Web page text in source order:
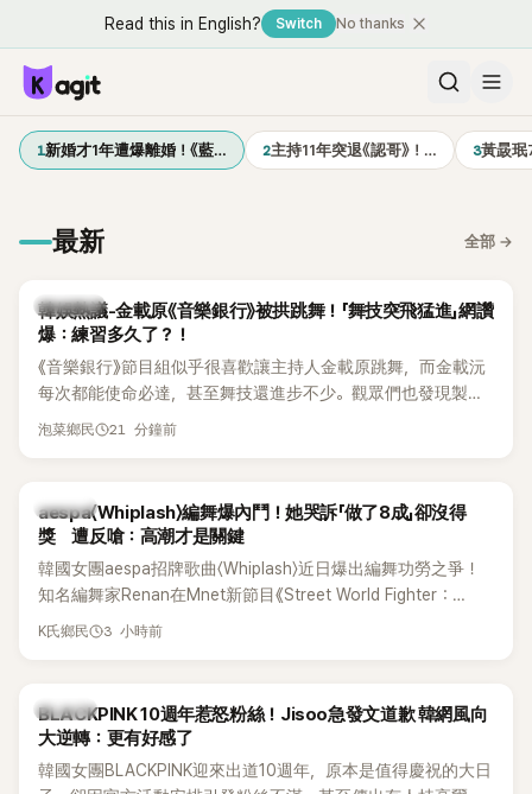
Read this in English? Switch No thanks
1新婚才1年遭爆離婚！《藍… 2主持11年突退《認哥》！… 3黃晸
最新 全部 →
熱議討論
韓娛熱議-金載原《音樂銀行》被拱跳舞！「舞技突飛猛進」網讚
爆：練習多久了？！
《音樂銀行》節目組似乎很喜歡讓主持人金載原跳舞，而金載沅
每次都能使命必達，甚至舞技還進步不少。觀眾們也發現製作
單位對此樂此不疲。
泡菜鄉民 21 分鐘前
K-POP
aespa〈Whiplash〉編舞爆內鬥！她哭訴「做了8成」卻沒得
獎 遭反嗆：高潮才是關鍵
韓國女團aespa招牌歌曲〈Whiplash〉近日爆出編舞功勞之爭！
知名編舞家Renan在Mnet新節目《Street World Fighter：
Directors' War》預告中，公開談及自己在〈Whiplash〉編舞上的
K氏鄉民 3 小時前
K-POP
BLACKPINK 10週年惹怒粉絲！Jisoo急發文道歉 韓網風向
大逆轉：更有好感了
韓國女團BLACKPINK迎來出道10週年，原本是值得慶祝的大日